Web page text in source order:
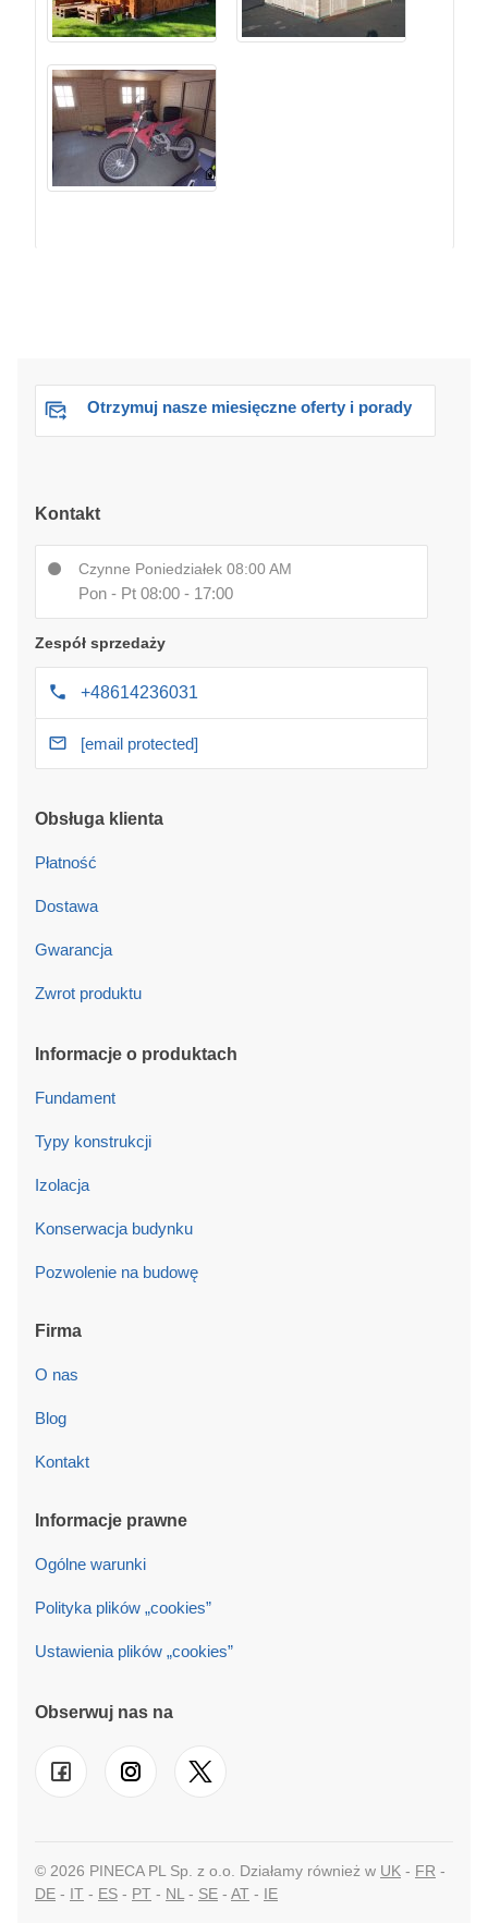
Otrzymuj nasze miesięczne oferty i porady
Kontakt
Czynne Poniedziałek 08:00 AM
Pon - Pt 08:00 - 17:00
Zespół sprzedaży
+48614236031
[email protected]
Obsługa klienta
Płatność
Dostawa
Gwarancja
Zwrot produktu
Informacje o produktach
Fundament
Typy konstrukcji
Izolacja
Konserwacja budynku
Pozwolenie na budowę
Firma
O nas
Blog
Kontakt
Informacje prawne
Ogólne warunki
Polityka plików „cookies”
Ustawienia plików „cookies”
Obserwuj nas na
© 2026 PINECA PL Sp. z o.o. Działamy również w UK - FR -
DE - IT - ES - PT - NL- SE - AT - IE